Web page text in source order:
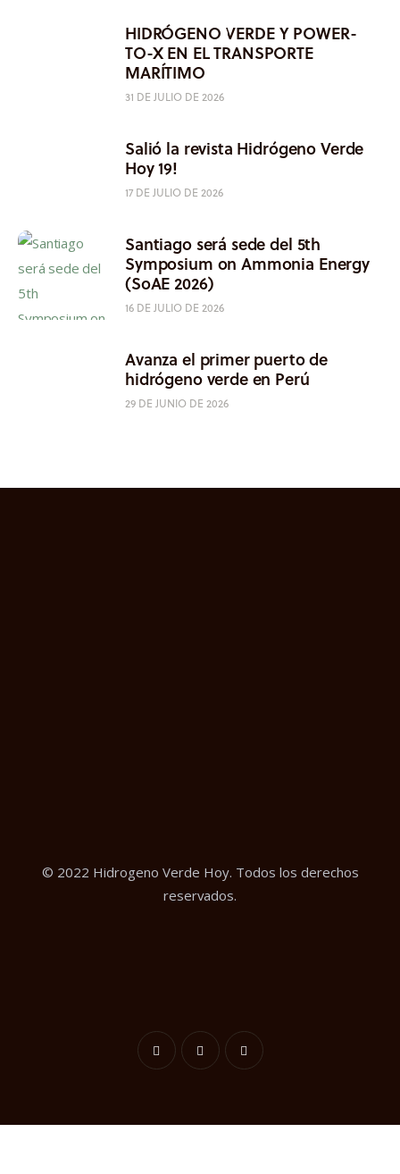
HIDRÓGENO VERDE Y POWER-
TO-X EN EL TRANSPORTE
MARÍTIMO
31 DE JULIO DE 2026
Salió la revista Hidrógeno Verde
Hoy 19!
17 DE JULIO DE 2026
Santiago será sede del 5th
Symposium on Ammonia Energy
(SoAE 2026)
16 DE JULIO DE 2026
Avanza el primer puerto de
hidrógeno verde en Perú
29 DE JUNIO DE 2026
© 2022 Hidrogeno Verde Hoy. Todos los derechos
reservados.